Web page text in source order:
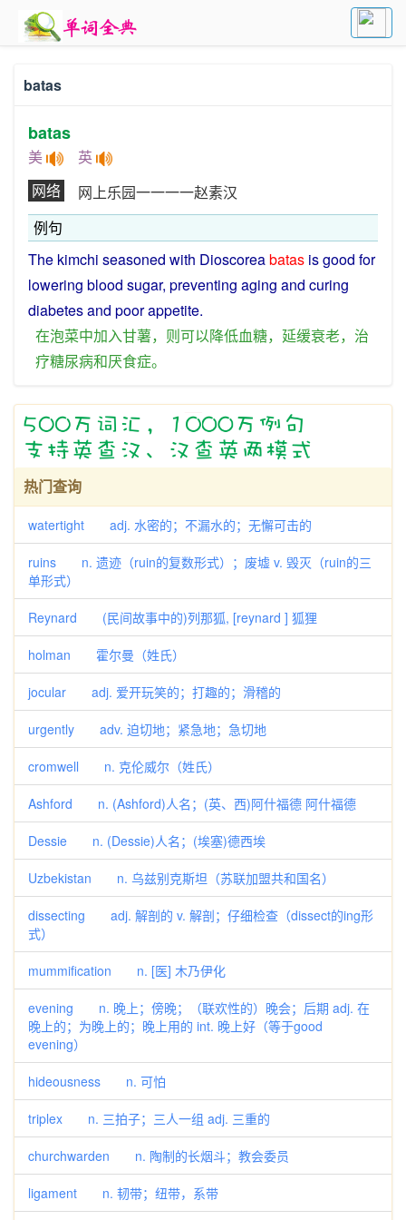
batas
batas
美 英
网络
网上乐园一一一一赵素汉
例句
The kimchi seasoned with Dioscoreabatas is good for
lowering blood sugar, preventing aging and curing
diabetesand poorappetite.
在泡菜中加入甘薯， 则可以降低血糖， 延缓衰老， 治
疗糖尿病和厌食症。
热门查询
watertight adj. 水密的；不漏水的；无懈可击的
ruins n. 遗迹（ruin的复数形式）；废墟 v. 毁灭（ruin的三
单形式）
Reynard (民间故事中的)列那狐, [reynard ] 狐狸
holman 霍尔曼（姓氏）
jocular adj. 爱开玩笑的；打趣的；滑稽的
urgently adv. 迫切地；紧急地；急切地
cromwell n. 克伦威尔（姓氏）
Ashford n. (Ashford)人名；(英、西)阿什福德 阿什福德
Dessie n. (Dessie)人名；(埃塞)德西埃
Uzbekistan n. 乌兹别克斯坦（苏联加盟共和国名）
dissecting adj. 解剖的 v. 解剖；仔细检查（dissect的ing形
式）
mummification n. [医] 木乃伊化
evening n. 晚上；傍晚；（联欢性的）晚会；后期 adj. 在
晚上的；为晚上的；晚上用的 int. 晚上好（等于good
evening）
hideousness n. 可怕
triplex n. 三拍子；三人一组 adj. 三重的
churchwarden n. 陶制的长烟斗；教会委员
ligament n. 韧带；纽带，系带